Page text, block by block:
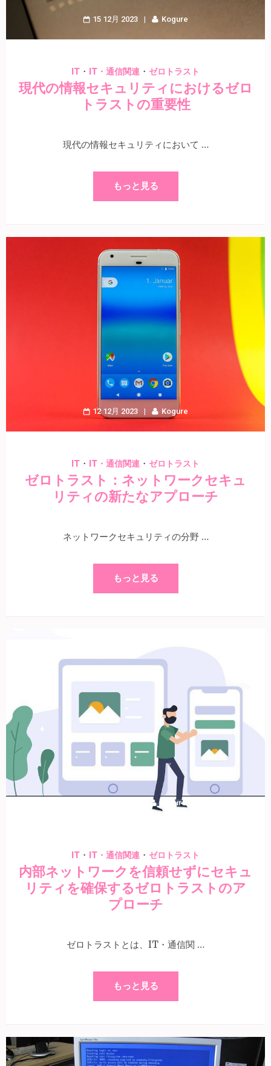
15 12月 2023 Kogure
IT ・ IT・通信関連 ・ ゼロトラスト
現代の情報セキュリティにおけるゼロ
トラストの重要性
現代の情報セキュリティにおいて …
もっと見る
12 12月 2023 Kogure
IT ・ IT・通信関連 ・ ゼロトラスト
ゼロトラスト：ネットワークセキュ
リティの新たなアプローチ
ネットワークセキュリティの分野 …
もっと見る
Kogure
IT ・ IT・通信関連 ・ ゼロトラスト
内部ネットワークを信頼せずにセキュ
リティを確保するゼロトラストのア
プローチ
ゼロトラストとは、IT・通信関 …
もっと見る